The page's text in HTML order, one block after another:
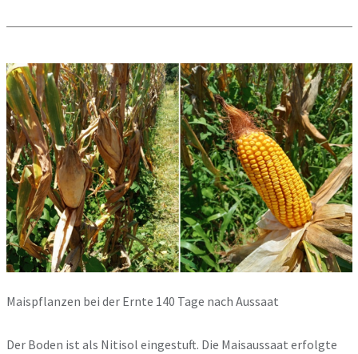
Maispflanzen bei der Ernte 140 Tage nach Aussaat
Der Boden ist als Nitisol eingestuft. Die Maisaussaat erfolgte